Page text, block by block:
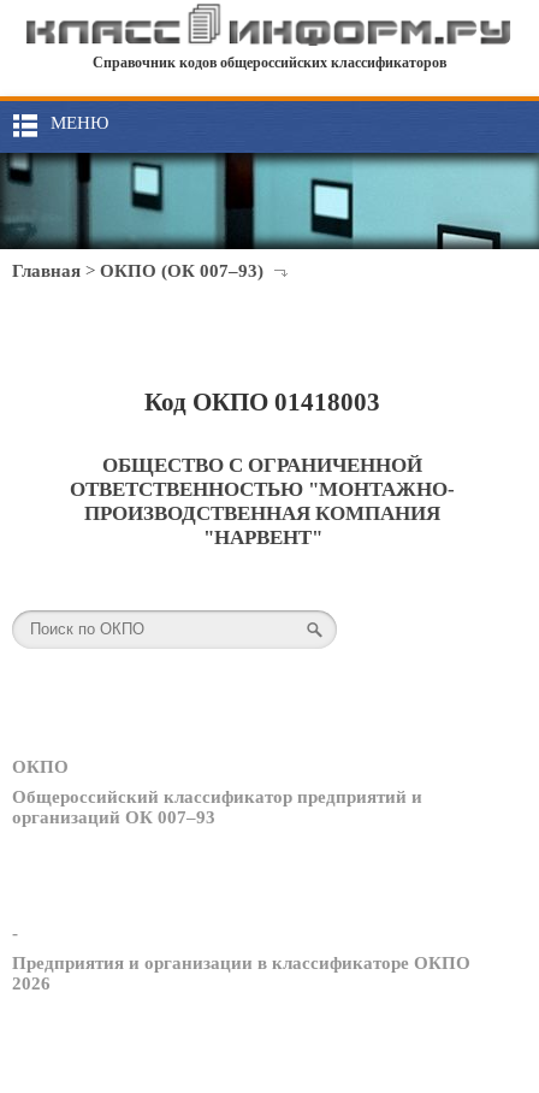
Справочник кодов общероссийских классификаторов
МЕНЮ
Главная > ОКПО (ОК 007–93)
Код ОКПО 01418003
ОБЩЕСТВО С ОГРАНИЧЕННОЙ
ОТВЕТСТВЕННОСТЬЮ "МОНТАЖНО-
ПРОИЗВОДСТВЕННАЯ КОМПАНИЯ
"НАРВЕНТ"
ОКПО
Общероссийский классификатор предприятий и
организаций ОК 007–93
-
Предприятия и организации в классификаторе ОКПО
2026